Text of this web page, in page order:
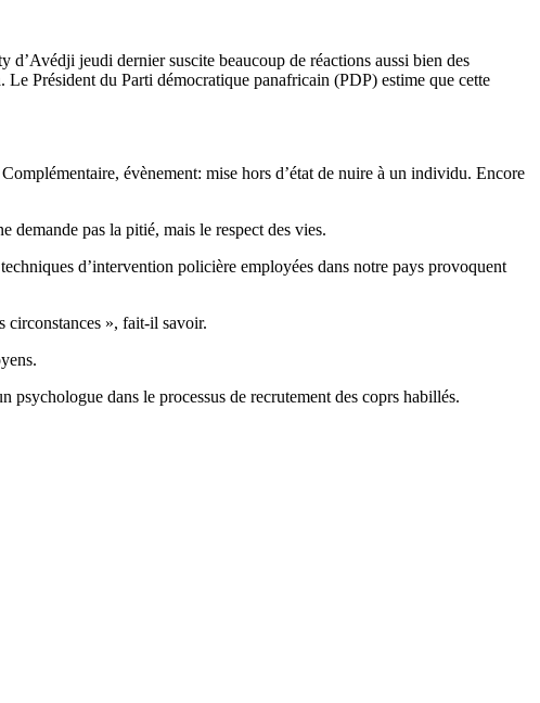
jeudi dernier suscite beaucoup de réactions aussi bien des
Président du Parti démocratique panafricain (PDP) estime que cette
évènement: mise hors d’état de nuire à un individu. Encore
demande pas la pitié, mais le respect des vies.
d’intervention policière employées dans notre pays provoquent
circonstances », fait-il savoir.
dans le processus de recrutement des coprs habillés.